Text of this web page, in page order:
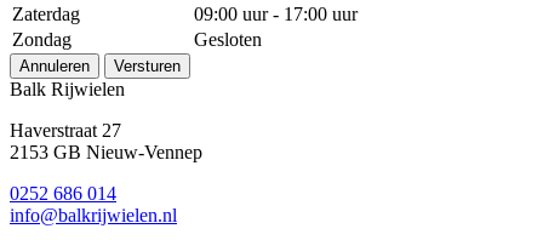
Zaterdag
09:00 uur - 17:00 uur
Zondag
Gesloten
Annuleren Versturen
Balk Rijwielen
Haverstraat 27
2153 GB Nieuw-Vennep
0252 686 014
info@balkrijwielen.nl